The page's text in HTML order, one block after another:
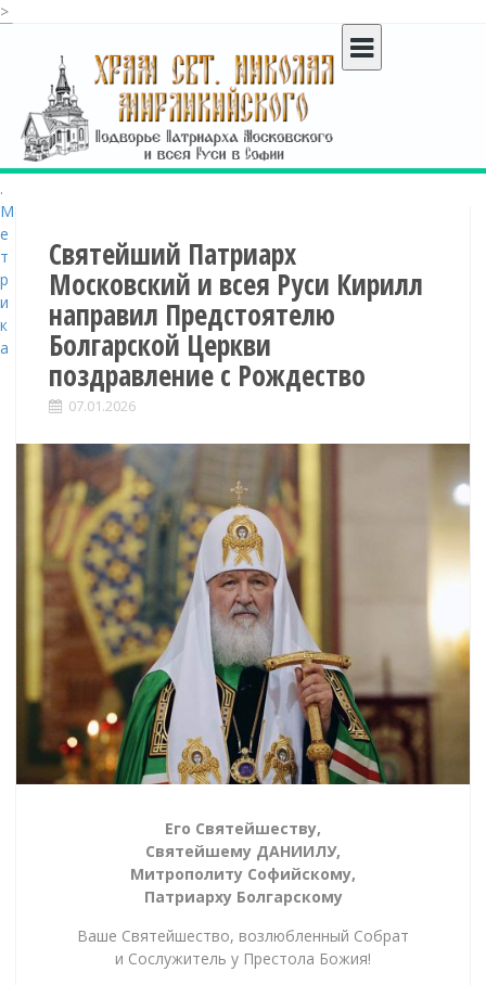
>
c
o
n
t
e
n
t
Святейший Патриарх
Московский и всея Руси Кирилл
направил Предстоятелю
Болгарской Церкви
поздравление с Рождество
07.01.2026
Его Святейшеству,
Святейшему ДАНИИЛУ,
Митрополиту Софийскому,
Патриарху Болгарскому
Ваше Святейшество, возлюбленный Собрат
и Сослужитель у Престола Божия!